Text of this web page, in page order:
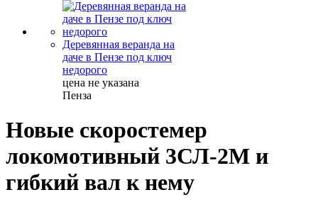
Деревянная веранда на
даче в Пензе под ключ
недорого
цена не указана
Пенза
Новые скоростемер
локомотивный 3СЛ-2М и
гибкий вал к нему